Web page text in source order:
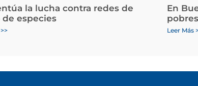
la lucha contra redes de
de especies
En
Leer Más